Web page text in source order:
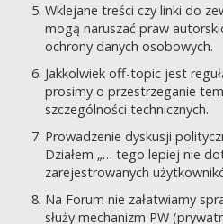
Wklejane treści czy linki do
mogą naruszać praw
ochrony danych osobowych.
Jakkolwiek off-topic jest
prosimy o przestrzeganie
szczególności technicznych.
Prowadzenie dyskusji
Działem „… tego lepiej nie
zarejestrowanych
Na Forum nie załatwiamy
służy mechanizm PW